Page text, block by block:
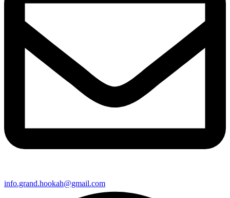
info.grand.hookah@gmail.com